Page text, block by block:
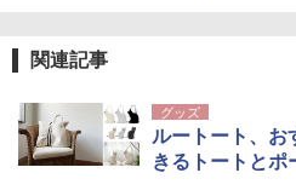
[キャンパーズ
広げるだけ
イド ブラック
ッシュ 4人用
電動エアーポ
ゴムボート
関連記事
グッズ
ルートート、お
きるトートとポ